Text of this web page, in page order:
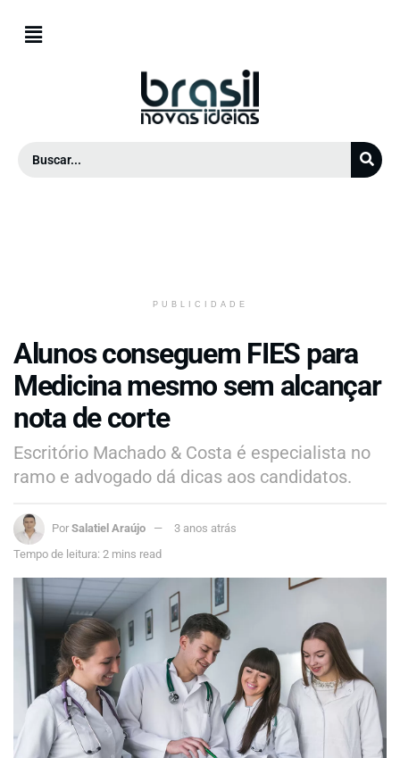
PUBLICIDADE
Alunos conseguem FIES para
Medicina mesmo sem alcançar
nota de corte
Escritório Machado & Costa é especialista no
ramo e advogado dá dicas aos candidatos.
Por Salatiel Araújo
3 anos atrás
Tempo de leitura: 2 mins read